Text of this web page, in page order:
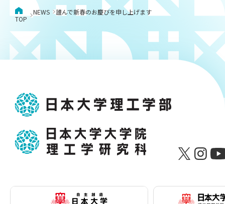
TOP
NEWS 謹んで新春のお慶びを申し上げます